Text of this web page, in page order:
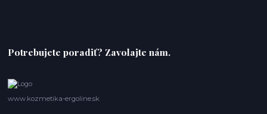
Potrebujete poradiť? Zavolajte nám.
www.kozmetika-ergoline.sk